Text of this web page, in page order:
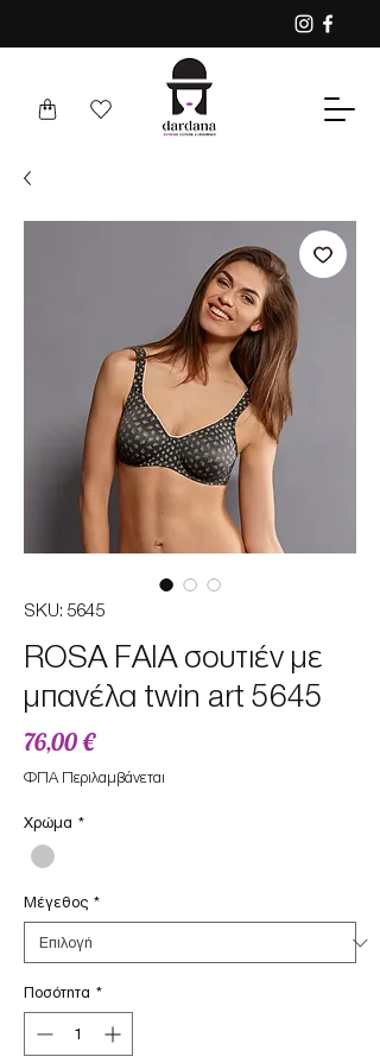
SKU: 5645
ROSA FAIA σουτιέν με
μπανέλα twin art 5645
76,00 €Τιμή
ΦΠΑ Περιλαμβάνεται
Χρώμα *
Μέγεθος *
Ποσότητα *